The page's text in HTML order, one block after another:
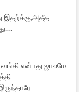
இதற்க்கு,அதீத
வங்கி என்பது ஜாலமே